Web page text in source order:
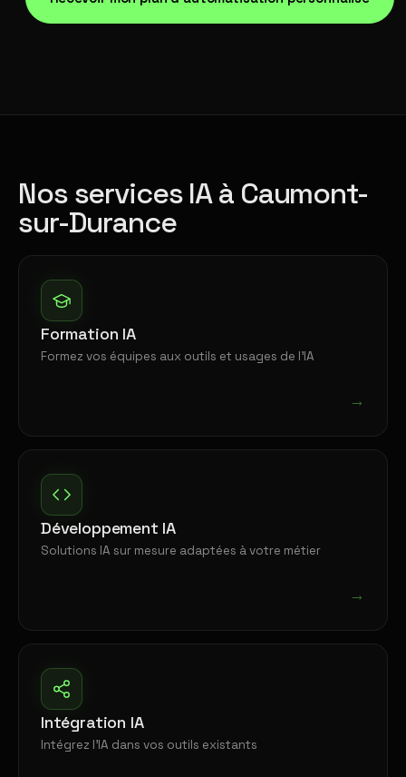
Nos services IA à Caumont-
sur-Durance
Formation IA
Formez vos équipes aux outils et usages de l'IA
→
Développement IA
Solutions IA sur mesure adaptées à votre métier
→
Intégration IA
Intégrez l'IA dans vos outils existants